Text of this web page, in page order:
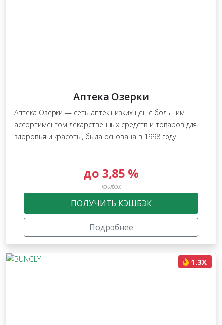
Аптека Озерки
Аптека Озерки — сеть аптек низких цен с большим
ассортиментом лекарственных средств и товаров для
здоровья и красоты, была основана в 1998 году.
до 3,85 %
кэшбэк
ПОЛУЧИТЬ КЭШБЭК
Подробнее
1.3X